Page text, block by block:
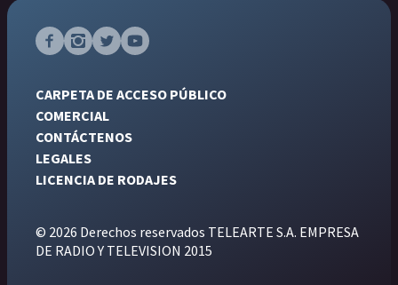
CARPETA DE ACCESO PÚBLICO
COMERCIAL
CONTÁCTENOS
LEGALES
LICENCIA DE RODAJES
© 2026 Derechos reservados TELEARTE S.A. EMPRESA
DE RADIO Y TELEVISION 2015